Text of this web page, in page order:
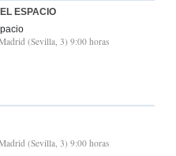
ESPACIO
(Sevilla, 3) 9:00 horas
(Sevilla, 3) 9:00 horas